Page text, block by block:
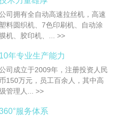
司拥有全自动高速拉丝机，高速
塑料圆织机、7色印刷机、自动涂
膜机、胶印机、... >>
10年专业生产能力
司成立于2009年，注册投资人民
150万元，员工百余人，其中高
管理人... >>
服务体系